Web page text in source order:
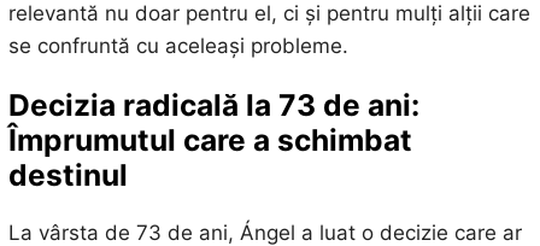
relevantă nu doar pentru el, ci și pentru mulți alții care
se confruntă cu aceleași probleme.
Decizia radicală la 73 de ani:
Împrumutul care a schimbat
destinul
La vârsta de 73 de ani, Ángel a luat o decizie care ar